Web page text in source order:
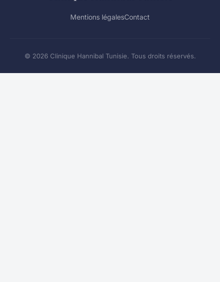
Mentions légalesContact
© 2026 Clinique Hannibal Tunisie. Tous droits réservés.